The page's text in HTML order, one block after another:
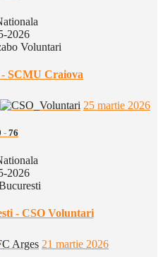
2026
Voluntari
SCMU Craiova
25 martie 2026
- 76
2026
- CSO Voluntari
21 martie 2026